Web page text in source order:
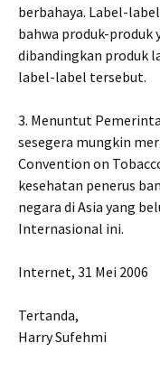
berbahaya. Label-
bahwa produk-produk
dibandingkan produk
label-label tersebut.
3. Menuntut
sesegera mungkin
Convention on
kesehatan penerus
negara di Asia yang
Internasional ini.
Internet, 31 Mei 2006
Tertanda,
Harry Sufehmi